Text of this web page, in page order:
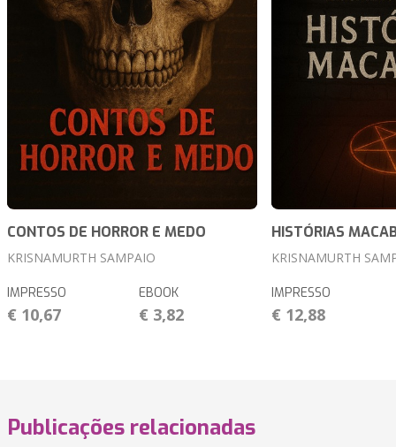
CONTOS DE HORROR E MEDO
KRISNAMURTH SAMPAIO
IMPRESSO
€ 10,67
EBOOK
€ 3,82
HISTÓRIAS
KRISNAMURTH
IMPRESSO
€ 12,88
Publicações relacionadas